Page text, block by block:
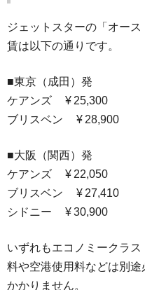
ジェットスターの「オー
賃は以下の通りです。
■東京（成田）発
ケアンズ ¥ 25,300
ブリスベン ¥ 28,900
■大阪（関西）発
ケアンズ ¥ 22,050
ブリスベン ¥ 27,410
シドニー ¥ 30,900
いずれもエコノミークラ
料や空港使用料などは別
かかりません。